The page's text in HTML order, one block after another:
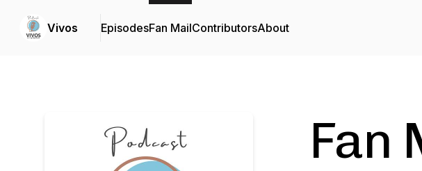
Vivos EpisodesFan MailContributorsAbout
Fan